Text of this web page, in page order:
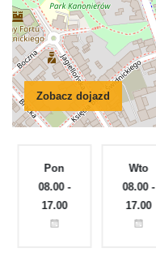
Zobacz dojazd
Pon
08.00 -
17.00
Wto
08.00 -
17.00